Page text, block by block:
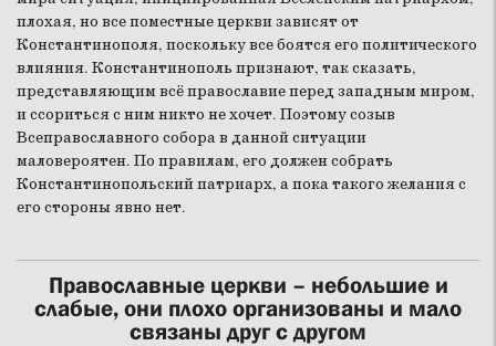
плохая, но все поместные церкви зависят от
Константинополя, поскольку все боятся его политического
влияния. Константинополь признают, так сказать,
представляющим всё православие перед западным миром,
и ссориться с ним никто не хочет. Поэтому созыв
Всеправославного собора в данной ситуации
маловероятен. По правилам, его должен собрать
Константинопольский патриарх, а пока такого желания с
его стороны явно нет.
Православные церкви – небольшие и
слабые, они плохо организованы и мало
связаны друг с другом